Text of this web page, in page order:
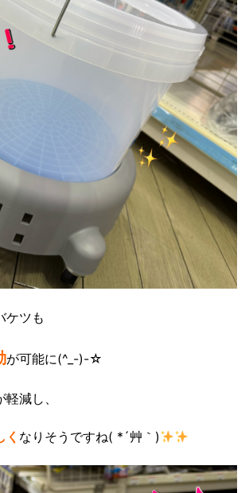
ケツも
が可能に(^_-)-☆
減し、
く なりそうですね( *´艸｀)